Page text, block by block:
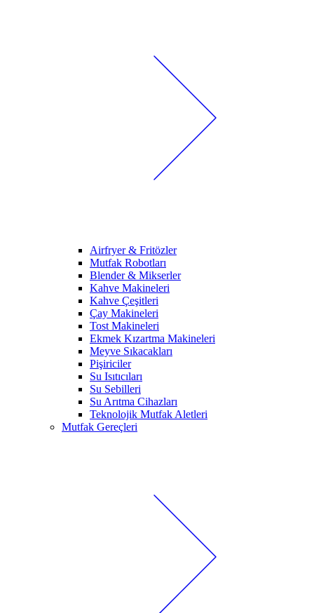
Airfryer & Fritözler
Mutfak Robotları
Blender & Mikserler
Kahve Makineleri
Kahve Çeşitleri
Çay Makineleri
Tost Makineleri
Ekmek Kızartma Makineleri
Meyve Sıkacakları
Pişiriciler
Su Isıtıcıları
Su Sebilleri
Su Arıtma Cihazları
Teknolojik Mutfak Aletleri
Mutfak Gereçleri